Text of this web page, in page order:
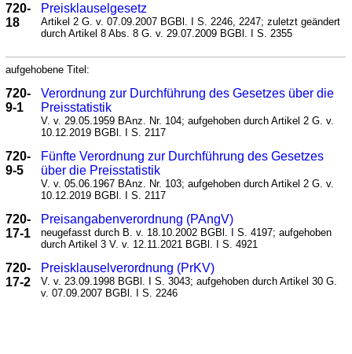
720-
18
Preisklauselgesetz
Artikel 2 G. v. 07.09.2007 BGBl. I S. 2246, 2247; zuletzt geändert
durch Artikel 8 Abs. 8 G. v. 29.07.2009 BGBl. I S. 2355
aufgehobene Titel:
720-
9-1
Verordnung zur Durchführung des Gesetzes über die
Preisstatistik
V. v. 29.05.1959 BAnz. Nr. 104; aufgehoben durch Artikel 2 G. v.
10.12.2019 BGBl. I S. 2117
720-
9-5
Fünfte Verordnung zur Durchführung des Gesetzes
über die Preisstatistik
V. v. 05.06.1967 BAnz. Nr. 103; aufgehoben durch Artikel 2 G. v.
10.12.2019 BGBl. I S. 2117
720-
17-1
Preisangabenverordnung (PAngV)
neugefasst durch B. v. 18.10.2002 BGBl. I S. 4197; aufgehoben
durch Artikel 3 V. v. 12.11.2021 BGBl. I S. 4921
720-
17-2
Preisklauselverordnung (PrKV)
V. v. 23.09.1998 BGBl. I S. 3043; aufgehoben durch Artikel 30 G.
v. 07.09.2007 BGBl. I S. 2246